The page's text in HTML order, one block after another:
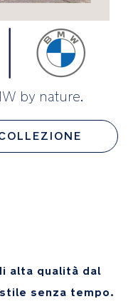
by nature.
alta qualità dal
senza tempo.